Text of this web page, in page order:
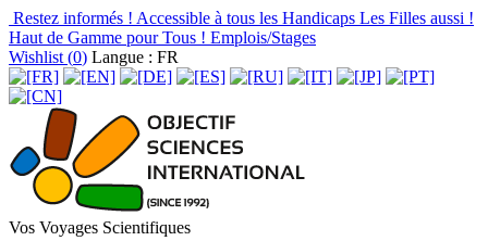
Restez informés ! Accessible à tous les Handicaps Les Filles aussi !
Haut de Gamme pour Tous ! Emplois/Stages
Wishlist (0) Langue : FR
Vos Voyages Scientifiques